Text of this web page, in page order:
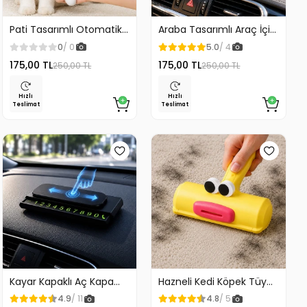
Pati Tasarımlı Otomatik
Temizlenen Evcil Hayvan
Fırçası
0/ 0
175,00 TL250,00 TL
Hızlı
Teslimat
Araba Tasarımlı Araç İçi
Telefon Tutucu 360
Dönebilen Ayarlı
5.0/ 4
175,00 TL250,00 TL
Hızlı
Teslimat
Kayar Kapaklı Aç Kapa
Araç Torpido Üstü
4.9/ 11
Hazneli Kedi Köpek Tüy
Temizleyici Kıl Toplayıcı
4.8/ 5